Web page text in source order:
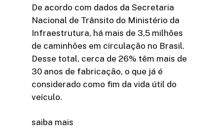
De acordo com dados da Secretaria
Nacional de Trânsito do Ministério da
Infraestrutura, há mais de 3,5 milhões
de caminhões em circulação no Brasil.
Desse total, cerca de 26% têm mais de
30 anos de fabricação, o que já é
considerado como fim da vida útil do
veículo.
saiba mais